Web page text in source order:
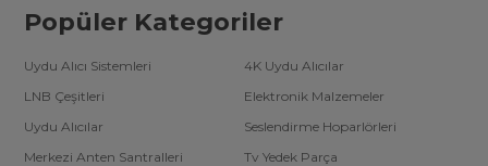
Popüler Kategoriler
Uydu Alıcı Sistemleri
4K Uydu Alıcılar
LNB Çeşitleri
Elektronik Malzemeler
Uydu Alıcılar
Seslendirme Hoparlörleri
Merkezi Anten Santralleri
Tv Yedek Parça